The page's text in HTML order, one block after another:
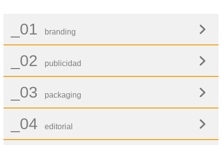
_01 branding
_02 publicidad
_03 packaging
_04 editorial